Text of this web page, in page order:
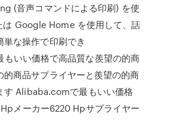
(音声コマンドによる印刷) を使
は Google Home を使用して、話
単な操作で印刷でき
いい価格で高品質な羨望の的商
的商品サプライヤーと羨望の的商
す Alibaba.comで最もいい価格
メーカー6220 Hpサプライヤー